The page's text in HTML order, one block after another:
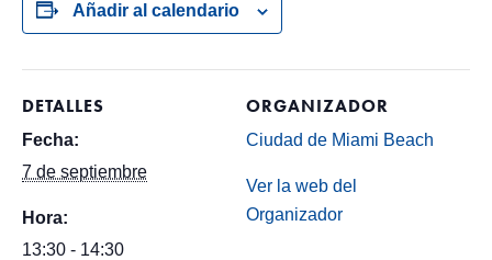
Añadir al calendario
DETALLES
Fecha:
7 de septiembre
Hora:
13:30 - 14:30
ORGANIZADOR
Ciudad de Miami Beach
Ver la web del
Organizador